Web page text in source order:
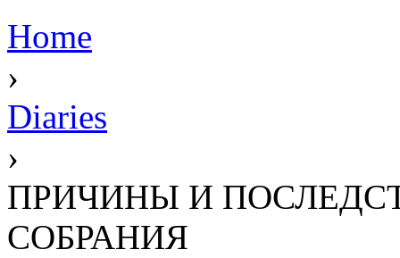
Home
›
Diaries
›
ПРИЧИНЫ И
СОБРАНИЯ